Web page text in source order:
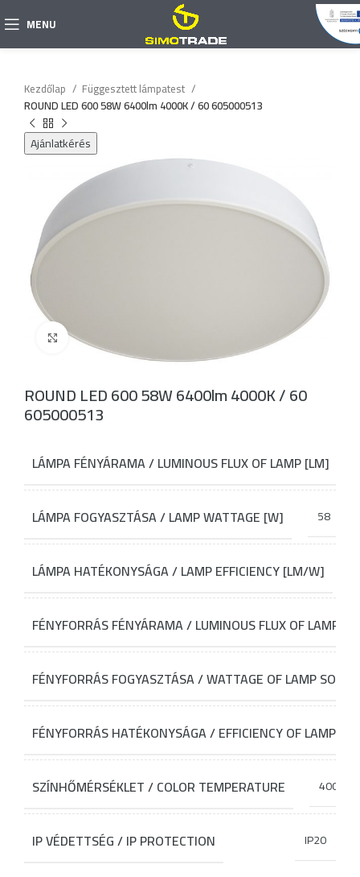
MENU
Kezdőlap
Függesztett lámpatest
ROUND LED 600 58W 6400lm 4000K / 60 605000513
Ajánlatkérés
Click to enlarge
ROUND LED 600 58W 6400lm 4000K / 60
605000513
LÁMPA FÉNYÁRAMA / LUMINOUS FLUX OF LAMP [LM]
LÁMPA FOGYASZTÁSA / LAMP WATTAGE [W] 58
LÁMPA HATÉKONYSÁGA / LAMP EFFICIENCY [LM/W]
FÉNYFORRÁS FÉNYÁRAMA / LUMINOUS FLUX OF LAMP
FÉNYFORRÁS FOGYASZTÁSA / WATTAGE OF LAMP
FÉNYFORRÁS HATÉKONYSÁGA / EFFICIENCY OF LAMP
SZÍNHŐMÉRSÉKLET / COLOR TEMPERATURE 4000K
IP VÉDETTSÉG / IP PROTECTION IP20